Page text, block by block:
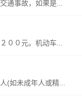
通事故，如果是...
００元。机动车...
(如未成年人或精...